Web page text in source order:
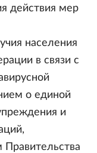
действия мер
населения
в связи с
о единой
и